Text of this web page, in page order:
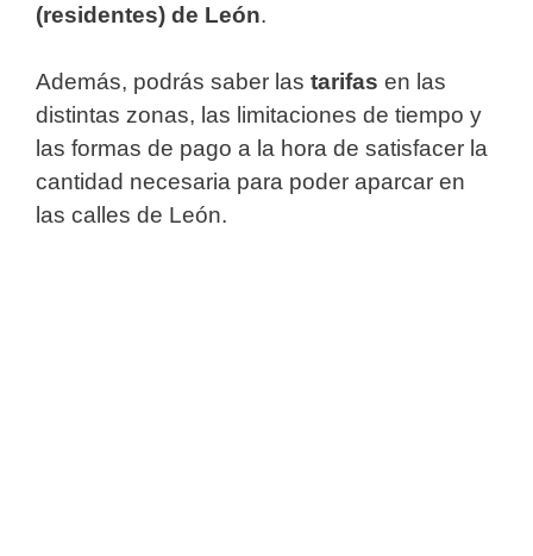
(residentes) de León.
Además, podrás saber las tarifas en las
distintas zonas, las limitaciones de tiempo y
las formas de pago a la hora de satisfacer la
cantidad necesaria para poder aparcar en
las calles de León.